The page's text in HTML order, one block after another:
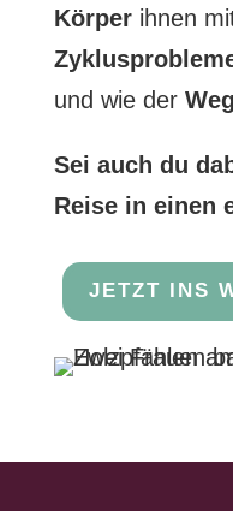
Körperihnen
und wie der
Sei auch du
Reise in einen
JETZT INS